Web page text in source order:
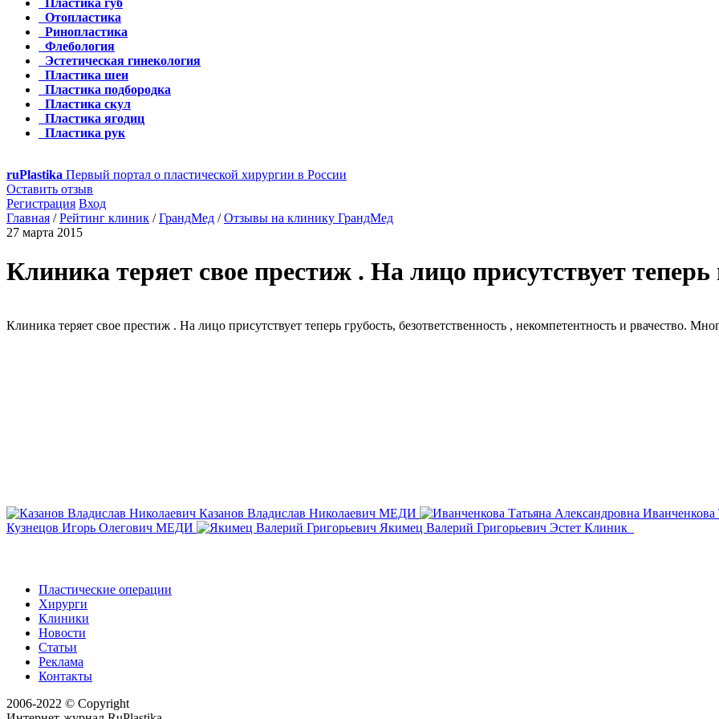
Пластика губ
Отопластика
Ринопластика
Флебология
Эстетическая гинекология
Пластика шеи
Пластика подбородка
Пластика скул
Пластика ягодиц
Пластика рук
ruPlastika Первый портал о пластической хирургии в России
Оставить отзыв
Регистрация Вход
Главная /Рейтинг клиник /ГрандМед /Отзывы на клинику ГрандМед
27 марта 2015
Клиника теряет свое престиж . На лицо присутствует теперь
Клиника теряет свое престиж . На лицо присутствует теперь грубость, безответственность , некомпетентность и рвачество.
Казанов Владислав Николаевич МЕДИ
Иванченкова
Кузнецов Игорь Олегович МЕДИ Якимец Валерий Григорьевич Эстет Клиник
Пластические операции
Хирурги
Клиники
Новости
Статьи
Реклама
Контакты
2006-2022 © Copyright